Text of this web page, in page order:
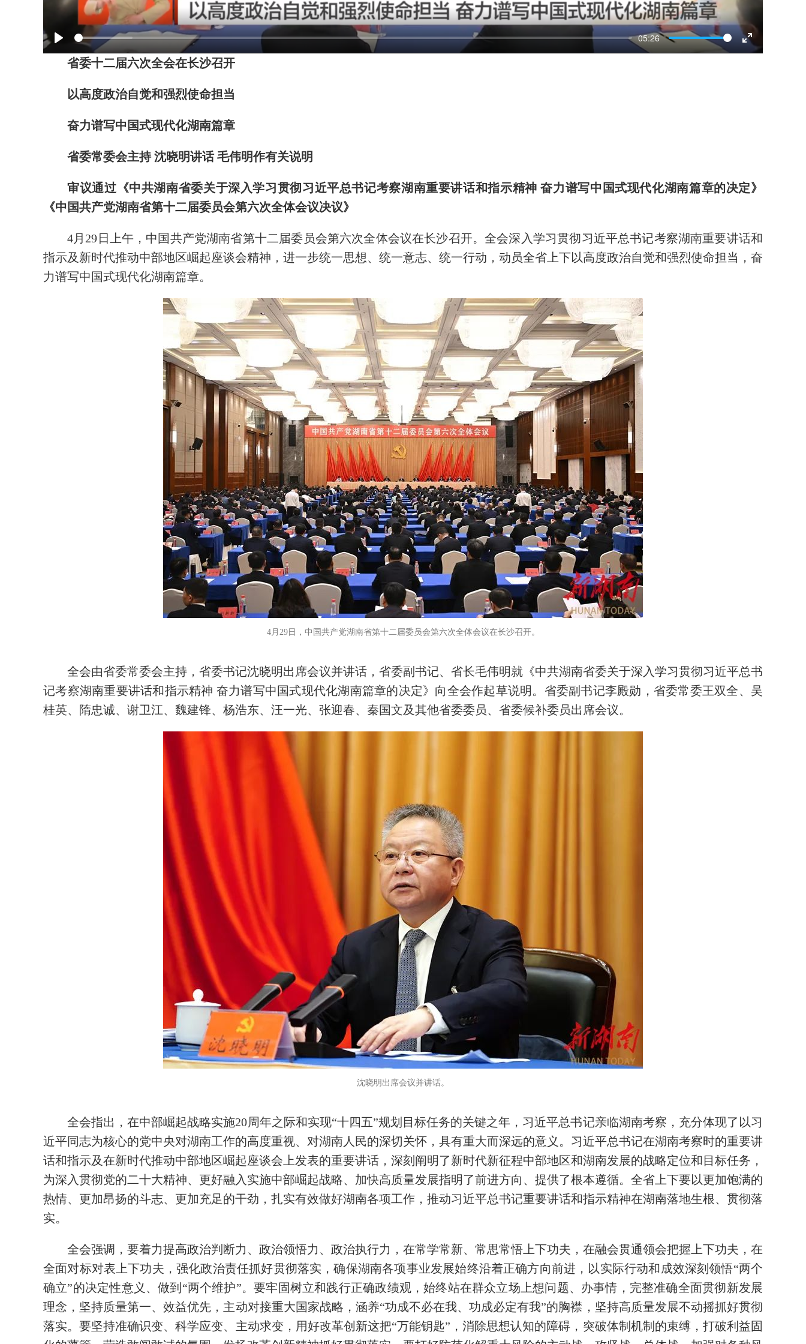
Play
05:26
Enter
省委十二届六次全会在长沙召开
以高度政治自觉和强烈使命担当
奋力谱写中国式现代化湖南篇章
省委常委会主持 沈晓明讲话 毛伟明作有关说明
审议通过《中共湖南省委关于深入学习贯彻习近平总书记考察湖南重要讲话和指示精神 奋力谱写中国式现代化湖南篇章的决定》
《中国共产党湖南省第十二届委员会第六次全体会议决议》
4月29日上午，中国共产党湖南省第十二届委员会第六次全体会议在长沙召开。全会深入学习贯彻习近平总书记考察湖南重要讲话和
指示及新时代推动中部地区崛起座谈会精神，进一步统一思想、统一意志、统一行动，动员全省上下以高度政治自觉和强烈使命担当，奋
力谱写中国式现代化湖南篇章。
4月29日，中国共产党湖南省第十二届委员会第六次全体会议在长沙召开。
全会由省委常委会主持，省委书记沈晓明出席会议并讲话，省委副书记、省长毛伟明就《中共湖南省委关于深入学习贯彻习近平总书
记考察湖南重要讲话和指示精神 奋力谱写中国式现代化湖南篇章的决定》向全会作起草说明。省委副书记李殿勋，省委常委王双全、吴
桂英、隋忠诚、谢卫江、魏建锋、杨浩东、汪一光、张迎春、秦国文及其他省委委员、省委候补委员出席会议。
沈晓明出席会议并讲话。
全会指出，在中部崛起战略实施20周年之际和实现“十四五”规划目标任务的关键之年，习近平总书记亲临湖南考察，充分体现了以习
近平同志为核心的党中央对湖南工作的高度重视、对湖南人民的深切关怀，具有重大而深远的意义。习近平总书记在湖南考察时的重要讲
话和指示及在新时代推动中部地区崛起座谈会上发表的重要讲话，深刻阐明了新时代新征程中部地区和湖南发展的战略定位和目标任务，
为深入贯彻党的二十大精神、更好融入实施中部崛起战略、加快高质量发展指明了前进方向、提供了根本遵循。全省上下要以更加饱满的
热情、更加昂扬的斗志、更加充足的干劲，扎实有效做好湖南各项工作，推动习近平总书记重要讲话和指示精神在湖南落地生根、贯彻落
实。
全会强调，要着力提高政治判断力、政治领悟力、政治执行力，在常学常新、常思常悟上下功夫，在融会贯通领会把握上下功夫，在
全面对标对表上下功夫，强化政治责任抓好贯彻落实，确保湖南各项事业发展始终沿着正确方向前进，以实际行动和成效深刻领悟“两个
确立”的决定性意义、做到“两个维护”。要牢固树立和践行正确政绩观，始终站在群众立场上想问题、办事情，完整准确全面贯彻新发展
理念，坚持质量第一、效益优先，主动对接重大国家战略，涵养“功成不必在我、功成必定有我”的胸襟，坚持高质量发展不动摇抓好贯彻
落实。要坚持准确识变、科学应变、主动求变，用好改革创新这把“万能钥匙”，消除思想认知的障碍，突破体制机制的束缚，打破利益固